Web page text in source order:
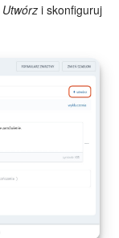
Utwórz i skonfiguruj